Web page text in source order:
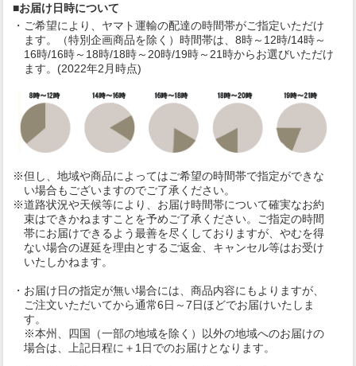
■お届け日時について
・ご希望により、ヤマト運輸の配達の時間帯がご指定いただけ
ます。（特別企画商品を除く）時間帯は、8時～12時/14時～
16時/16時～18時/18時～20時/19時～21時からお選びいただけ
ます。(2022年2月時点)
※但し、地域や商品によってはご希望の時間帯で指定ができな
い場合もございますのでご了承ください。
※道路状況や天候等により、お届け時間帯について確実なお約
束はできかねますことを予めご了承ください。ご指定の時間
帯にお届けできるよう最善を尽くしておりますが、やむを得
ない場合の遅延を理由とするご返金、キャンセル等はお受け
いたしかねます。
・お届け日の指定が無い場合には、商品内容にもよりますが、
ご注文いただいてから通常6日～7日ほどでお届けいたしま
す。
※本州、四国（一部の地域を除く）以外の地域へのお届けの
場合は、上記日程に＋1日でのお届けとなります。